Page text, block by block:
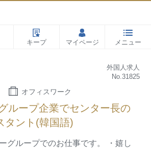
キープ マイページ メニュー
外国人求人
No.31825
オフィスワーク
ループ企業でセンター長の
タント(韓国語)
グループでのお仕事です。
・嬉し